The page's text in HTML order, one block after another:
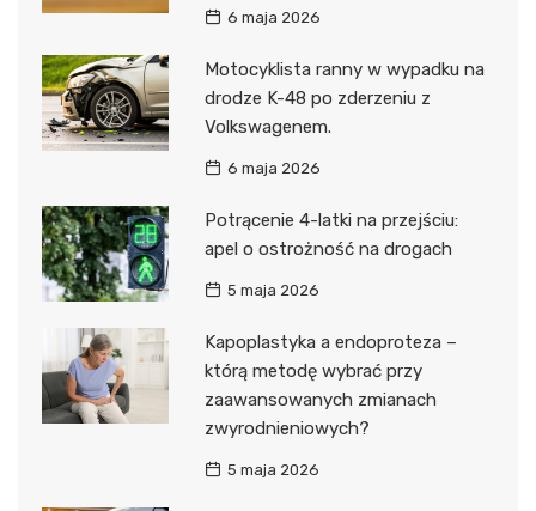
6 maja 2026
Motocyklista ranny w wypadku na
drodze K-48 po zderzeniu z
Volkswagenem.
6 maja 2026
Potrącenie 4-latki na przejściu:
apel o ostrożność na drogach
5 maja 2026
Kapoplastyka a endoproteza –
którą metodę wybrać przy
zaawansowanych zmianach
zwyrodnieniowych?
5 maja 2026